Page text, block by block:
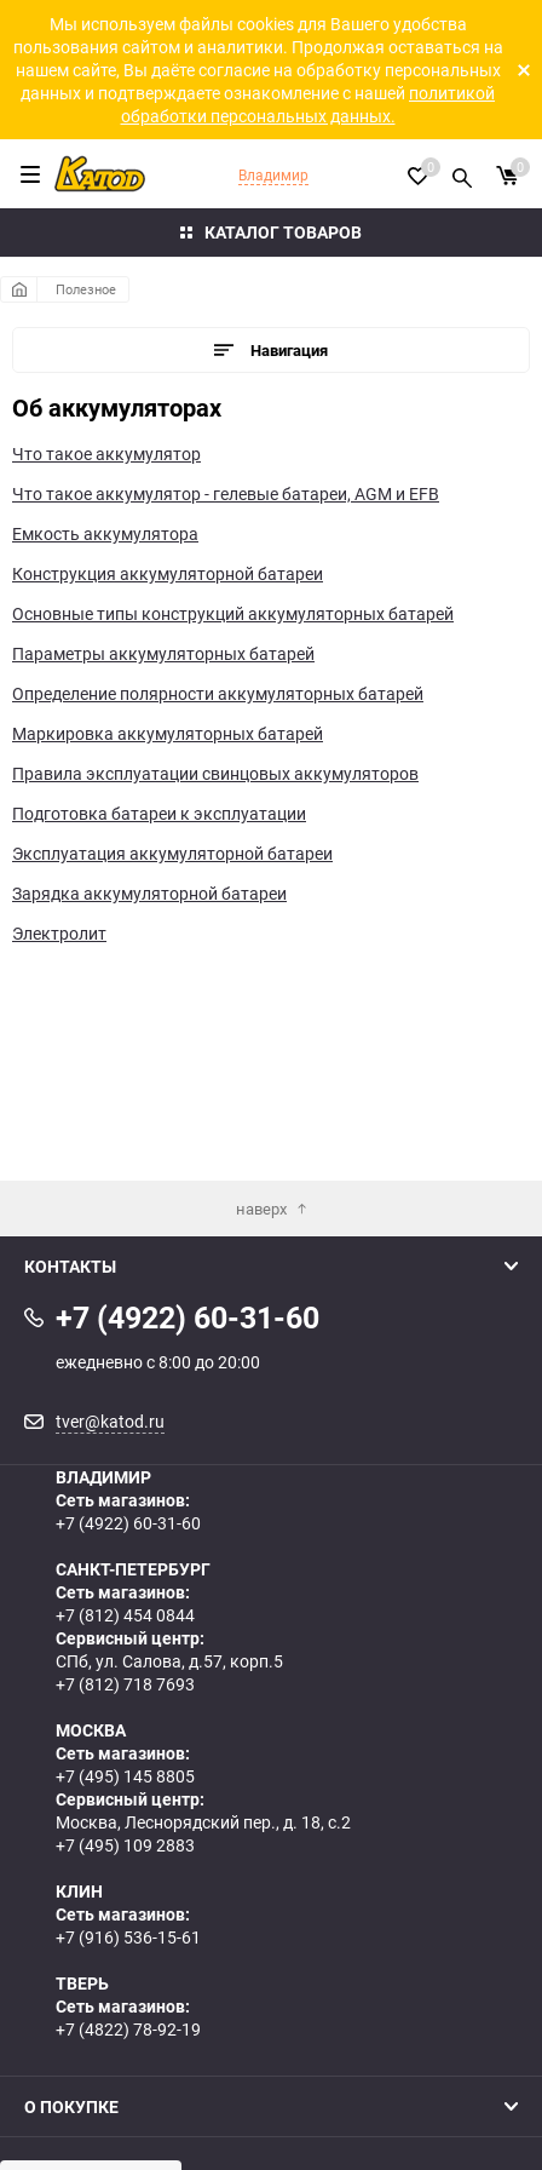
Мы используем файлы cookies для Вашего удобства
пользования сайтом и аналитики. Продолжая оставаться на
нашем сайте, Вы даёте согласие на обработку персональных
данных и подтверждаете ознакомление с нашей политикой
обработки персональных данных.
КАТАЛОГ ТОВАРОВ
Владимир 0 0
Полезное
Навигация
Об аккумуляторах
Что такое аккумулятор
Что такое аккумулятор - гелевые батареи, AGM и EFB
Емкость аккумулятора
Конструкция аккумуляторной батареи
Основные типы конструкций аккумуляторных батарей
Параметры аккумуляторных батарей
Определение полярности аккумуляторных батарей
Маркировка аккумуляторных батарей
Правила эксплуатации свинцовых аккумуляторов
Подготовка батареи к эксплуатации
Эксплуатация аккумуляторной батареи
Зарядка аккумуляторной батареи
Электролит
наверх
КОНТАКТЫ
+7 (4922) 60-31-60
ежедневно с 8:00 до 20:00
tver@katod.ru
ВЛАДИМИР
Сеть магазинов:
+7 (4922) 60-31-60
САНКТ-ПЕТЕРБУРГ
Сеть магазинов:
+7 (812) 454 0844
Сервисный центр:
СПб, ул. Салова, д.57, корп.5
+7 (812) 718 7693
МОСКВА
Сеть магазинов:
+7 (495) 145 8805
Сервисный центр:
Москва, Леснорядский пер., д. 18, с.2
+7 (495) 109 2883
КЛИН
Сеть магазинов:
+7 (916) 536-15-61
ТВЕРЬ
Сеть магазинов:
+7 (4822) 78-92-19
О ПОКУПКЕ